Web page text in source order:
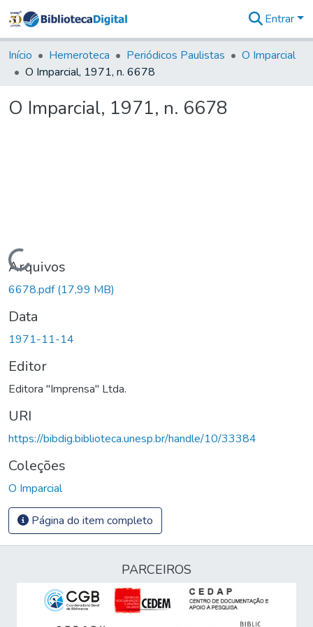
&
Coleções
Tudo na
Digital
Entrar
Início Hemeroteca Periódicos Paulistas
O Imparcial
O Imparcial, 1971, n. 6678
O Imparcial, 1971, n. 6678
Carregando...
Arquivos
6678.pdf(17,99 MB)
Data
1971-11-14
Editor
Editora "Imprensa" Ltda.
URI
https://bibdig.biblioteca.unesp.br/handle/10/33384
Coleções
O Imparcial
Página do item completo
PARCEIROS